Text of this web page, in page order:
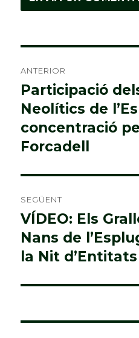
d'entrades
ANTERIOR
Entrada
anterior:
Participació
Neolítics de
concentració
Forcadell
SEGÜENT
Entrada
següent:
VÍDEO: Els
Nans de
la Nit d’Entitats